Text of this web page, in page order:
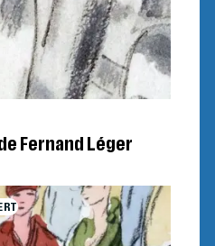
Fernand Léger